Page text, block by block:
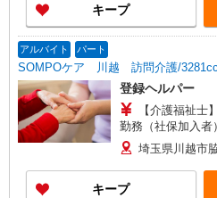
キープ
アルバイト パート
SOMPOケア 川越 訪問介護/
登録ヘルパー
【介護福祉士】 時給1,600円 ◎週20時間以上
勤務（社保加入者）
夜間（〜8:00、
祝日：時給1,900円〜 【実務者研修・初任
（ヘルパー1級・2級）】 時給
以上勤務（社保加
埼玉県川越市
キープ